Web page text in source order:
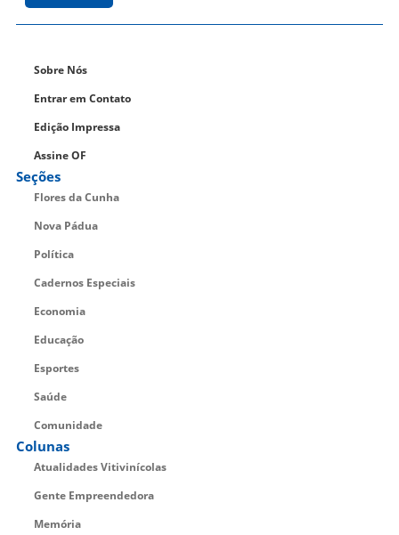
Sobre Nós
Entrar em Contato
Edição Impressa
Assine OF
Seções
Flores da Cunha
Nova Pádua
Política
Cadernos Especiais
Economia
Educação
Esportes
Saúde
Comunidade
Colunas
Atualidades Vitivinícolas
Gente Empreendedora
Memória